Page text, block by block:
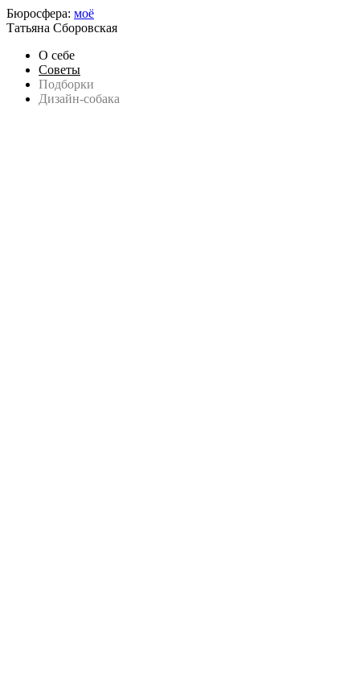
Бюросфера: моё
Татьяна Сборовская
О себе
Советы
Подборки
Дизайн-собака